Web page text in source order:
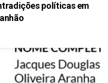
políticas em